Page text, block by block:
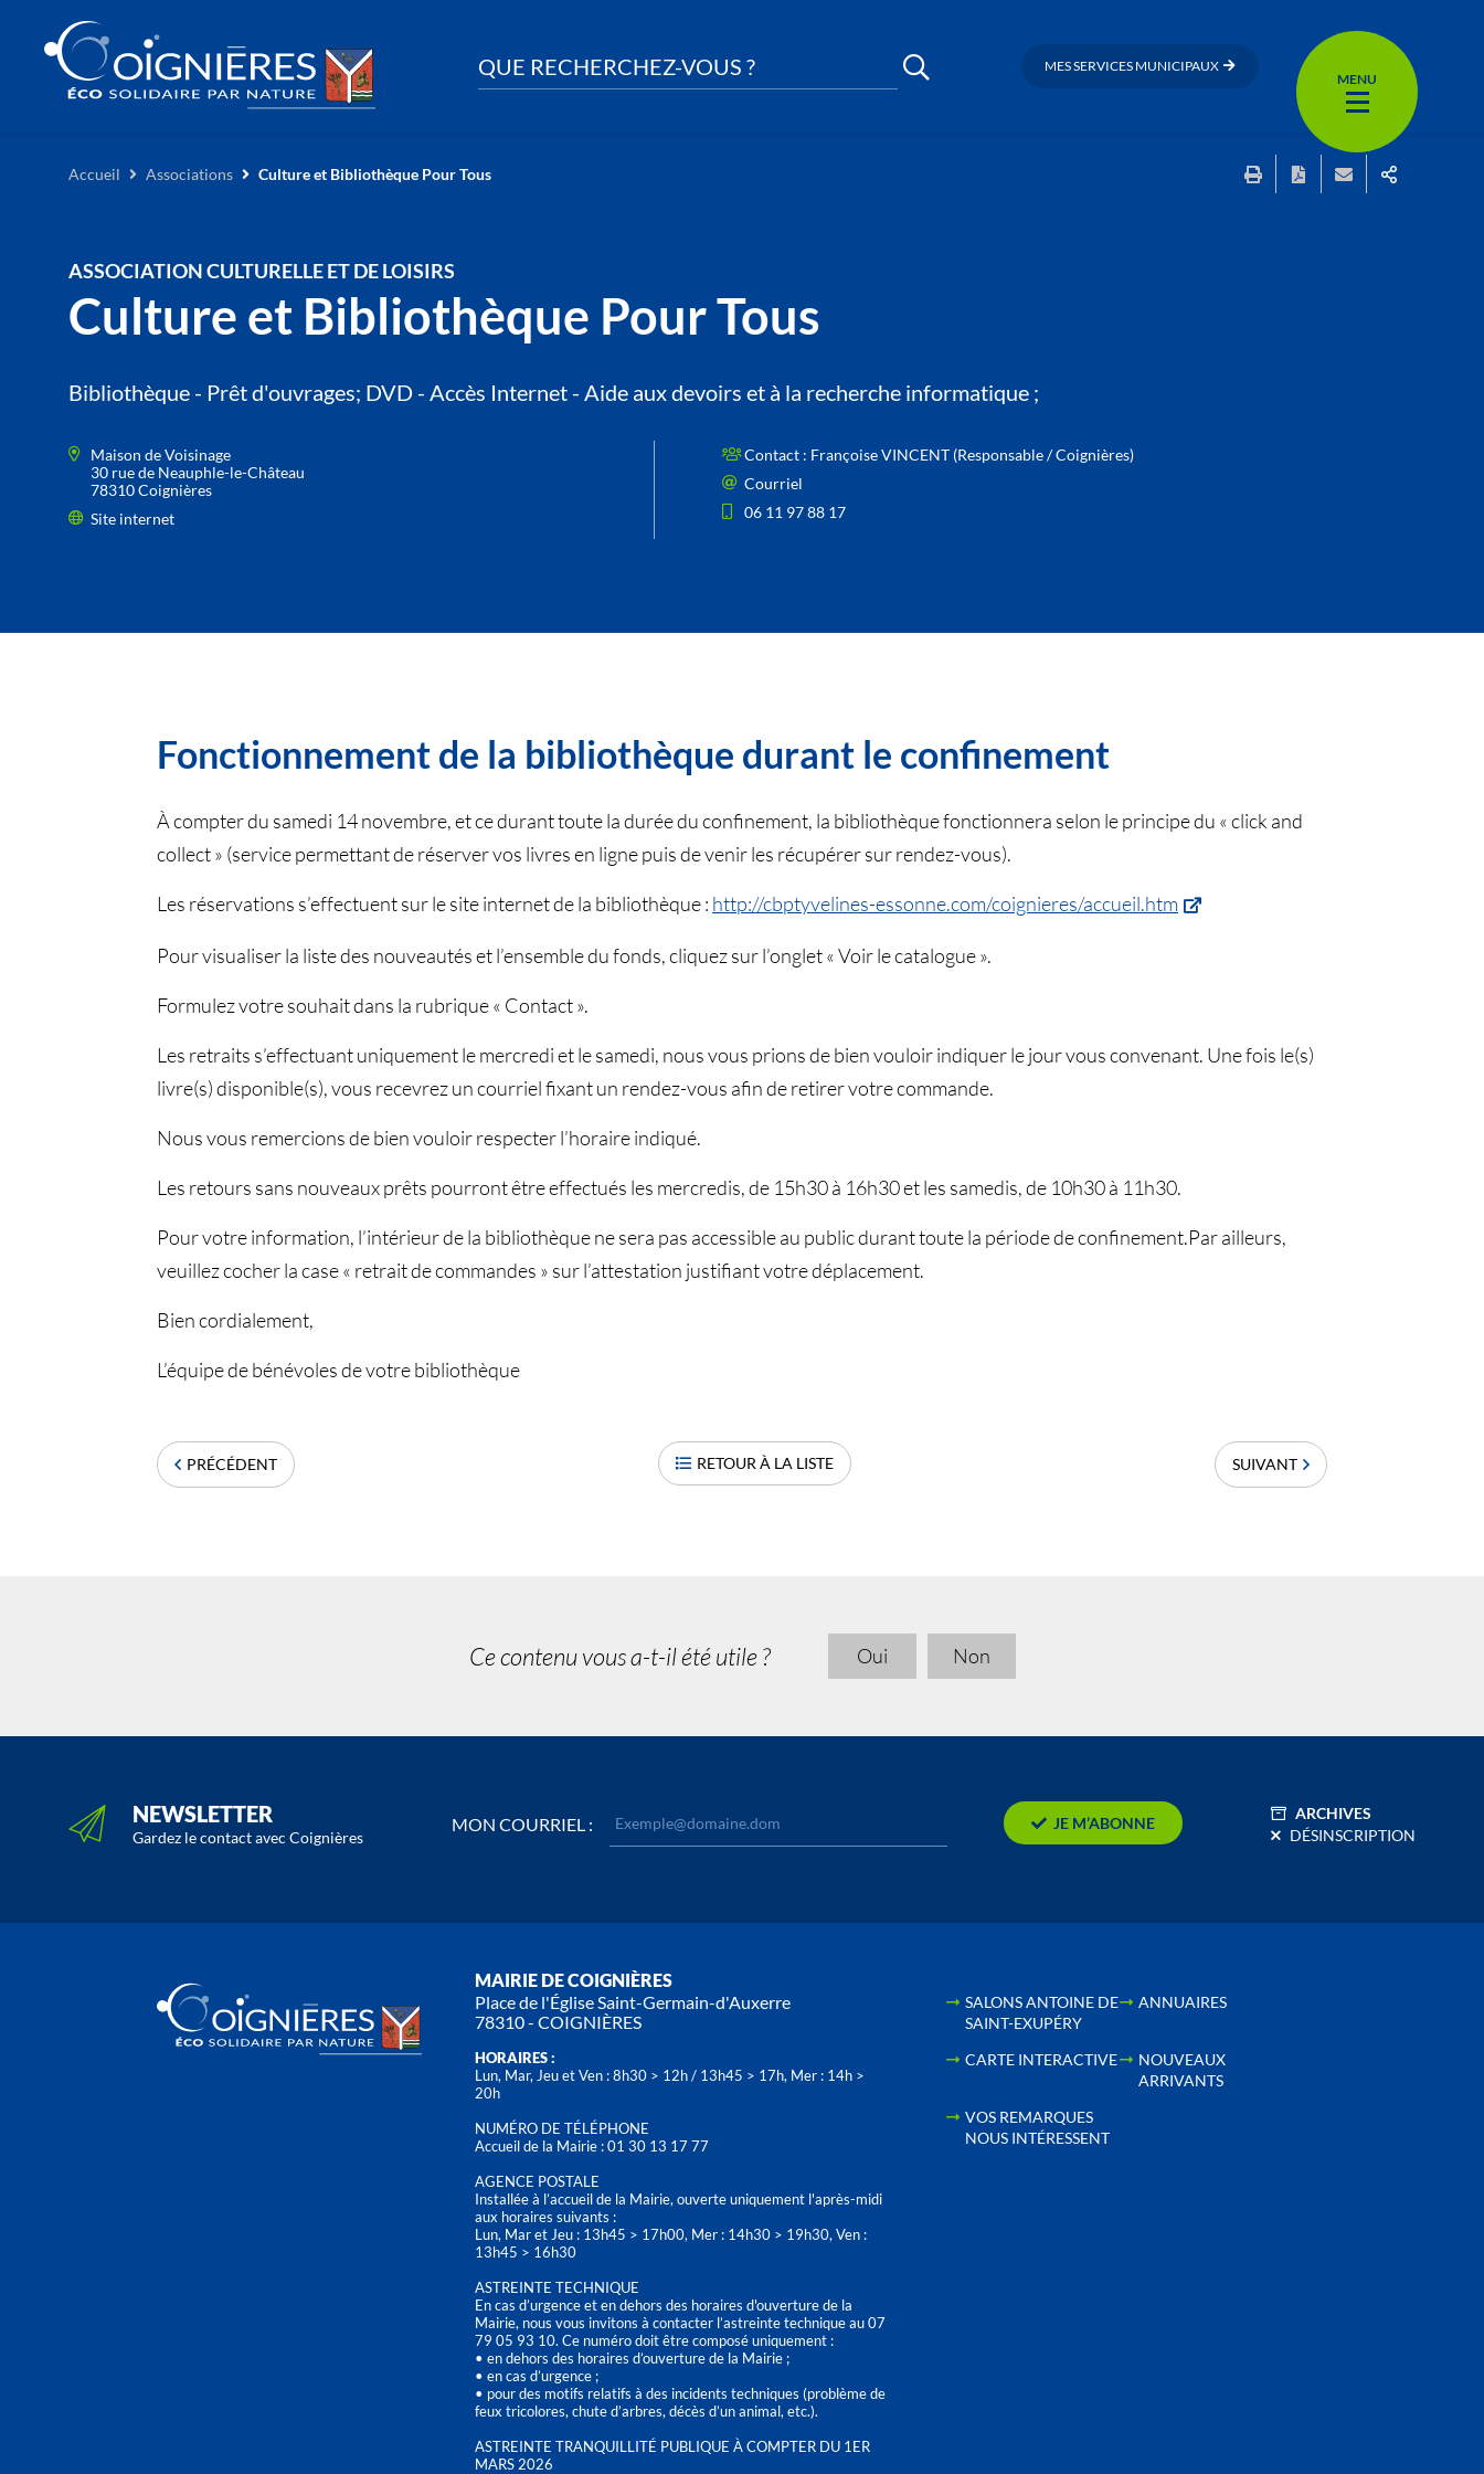
QUE RECHERCHEZ-VOUS ? MES SERVICES MUNICIPAUX
MENU
Accueil Associations Culture et Bibliothèque Pour Tous
ASSOCIATION CULTURELLE ET DE LOISIRS
Culture et Bibliothèque Pour Tous
Bibliothèque - Prêt d'ouvrages; DVD - Accès Internet - Aide aux devoirs et à la recherche informatique ;
Maison de Voisinage
30 rue de Neauphle-le-Château
78310 Coignières
Site internet
Contact : Françoise VINCENT (Responsable / Coignières)
Courriel
06 11 97 88 17
Fonctionnement de la bibliothèque durant le confinement
À compter du samedi 14 novembre, et ce durant toute la durée du confinement, la bibliothèque fonctionnera selon le principe du « click and
collect » (service permettant de réserver vos livres en ligne puis de venir les récupérer sur rendez-vous).
Les réservations s’effectuent sur le site internet de la bibliothèque : http://cbptyvelines-essonne.com/coignieres/accueil.htm
Pour visualiser la liste des nouveautés et l’ensemble du fonds, cliquez sur l’onglet « Voir le catalogue ».
Formulez votre souhait dans la rubrique « Contact ».
Les retraits s’effectuant uniquement le mercredi et le samedi, nous vous prions de bien vouloir indiquer le jour vous convenant. Une fois le(s)
livre(s) disponible(s), vous recevrez un courriel fixant un rendez-vous afin de retirer votre commande.
Nous vous remercions de bien vouloir respecter l’horaire indiqué.
Les retours sans nouveaux prêts pourront être effectués les mercredis, de 15h30 à 16h30 et les samedis, de 10h30 à 11h30.
Pour votre information, l’intérieur de la bibliothèque ne sera pas accessible au public durant toute la période de confinement.Par ailleurs,
veuillez cocher la case « retrait de commandes » sur l’attestation justifiant votre déplacement.
Bien cordialement,
L’équipe de bénévoles de votre bibliothèque
PRÉCÉDENT RETOUR À LA LISTE SUIVANT
Ce contenu vous a-t-il été utile ? Oui Non
NEWSLETTER
Gardez le contact avec Coignières
MON COURRIEL : JE M’ABONNE
ARCHIVES
DÉSINSCRIPTION
MAIRIE DE COIGNIÈRES
Place de l'Église Saint-Germain-d'Auxerre
78310 - COIGNIÈRES
HORAIRES :
Lun, Mar, Jeu et Ven : 8h30 > 12h / 13h45 > 17h, Mer : 14h >
20h
NUMÉRO DE TÉLÉPHONE
Accueil de la Mairie : 01 30 13 17 77
AGENCE POSTALE
Installée à l’accueil de la Mairie, ouverte uniquement l'après-midi
aux horaires suivants :
Lun, Mar et Jeu : 13h45 > 17h00, Mer : 14h30 > 19h30, Ven :
13h45 > 16h30
ASTREINTE TECHNIQUE
En cas d’urgence et en dehors des horaires d'ouverture de la
Mairie, nous vous invitons à contacter l’astreinte technique au 07
79 05 93 10. Ce numéro doit être composé uniquement :
• en dehors des horaires d’ouverture de la Mairie ;
• en cas d’urgence ;
• pour des motifs relatifs à des incidents techniques (problème de
feux tricolores, chute d’arbres, décès d’un animal, etc.).
ASTREINTE TRANQUILLITÉ PUBLIQUE À COMPTER DU 1ER
MARS 2026
SALONS ANTOINE DE
SAINT-EXUPÉRY
ANNUAIRES
CARTE INTERACTIVE
NOUVEAUX
ARRIVANTS
VOS REMARQUES
NOUS INTÉRESSENT